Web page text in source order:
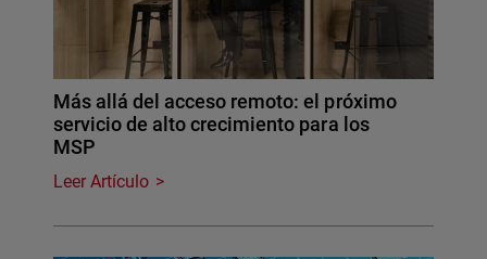
Más allá del acceso remoto: el próximo
servicio de alto crecimiento para los
MSP
Leer Artículo